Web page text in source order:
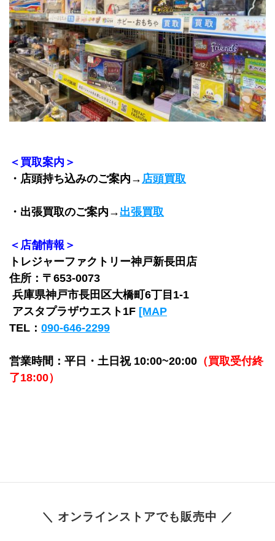
＜買取案内＞
・店頭持ち込みのご案内→ 店頭買取
・出張買取のご案内→ 出張買取
＜店舗情報＞
トレジャーファクトリー神戸新長田店
住所：〒653-0073
兵庫県神戸市長田区大橋町6丁目1-1
アスタプラザウエスト1F [MAP
TEL： 090-646-2299
営業時間：平日・土日祝 10:00~20:00 （買取受付終
了18:00）
＼ オンラインストアでも販売中 ／